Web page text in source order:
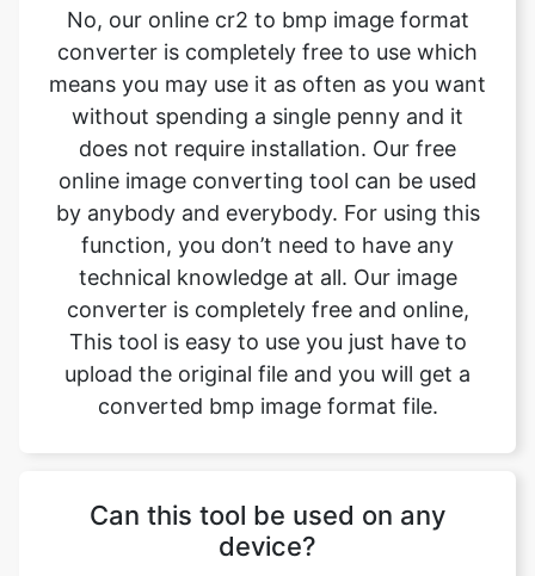
without spending a single penny and it
does not require installation. Our free
online image converting tool can be used
by anybody and everybody. For using this
function, you don’t need to have any
technical knowledge at all. Our image
converter is completely free and online,
This tool is easy to use you just have to
upload the original file and you will get a
converted bmp image format file.
Can this tool be used on any
simple, free, and easy tool. With this simple
tool, we can easily change the file format.